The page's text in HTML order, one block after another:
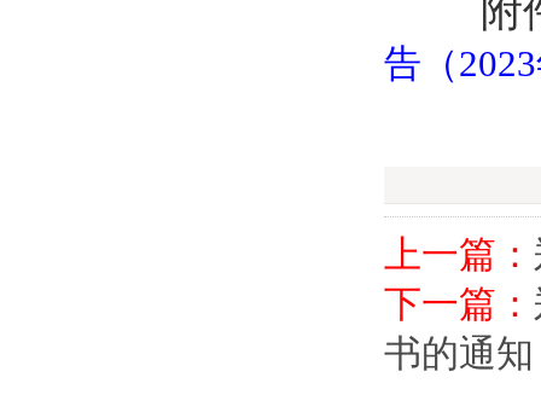
附件
告（
上一篇：
下一篇：
书的通知